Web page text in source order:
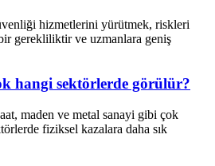
hizmetlerini yürütmek, riskleri
gerekliliktir ve uzmanlara geniş
hangi sektörlerde görülür?
maden ve metal sanayi gibi çok
fiziksel kazalara daha sık